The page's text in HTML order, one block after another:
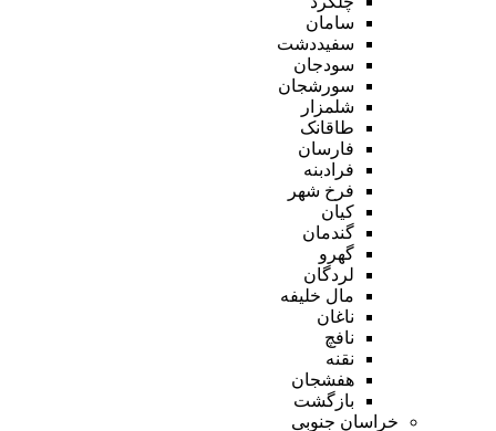
سامان
سفیددشت
سودجان
سورشجان
شلمزار
طاقانک
فارسان
فرادبنه
فرخ شهر
کیان
گندمان
گهرو
لردگان
مال خلیفه
ناغان
نافچ
نقنه
هفشجان
بازگشت
خراسان جنوبی